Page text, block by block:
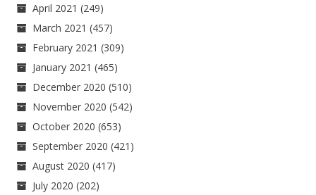
April 2021 (249)
March 2021 (457)
February 2021 (309)
January 2021 (465)
December 2020 (510)
November 2020 (542)
October 2020 (653)
September 2020 (421)
August 2020 (417)
July 2020 (202)